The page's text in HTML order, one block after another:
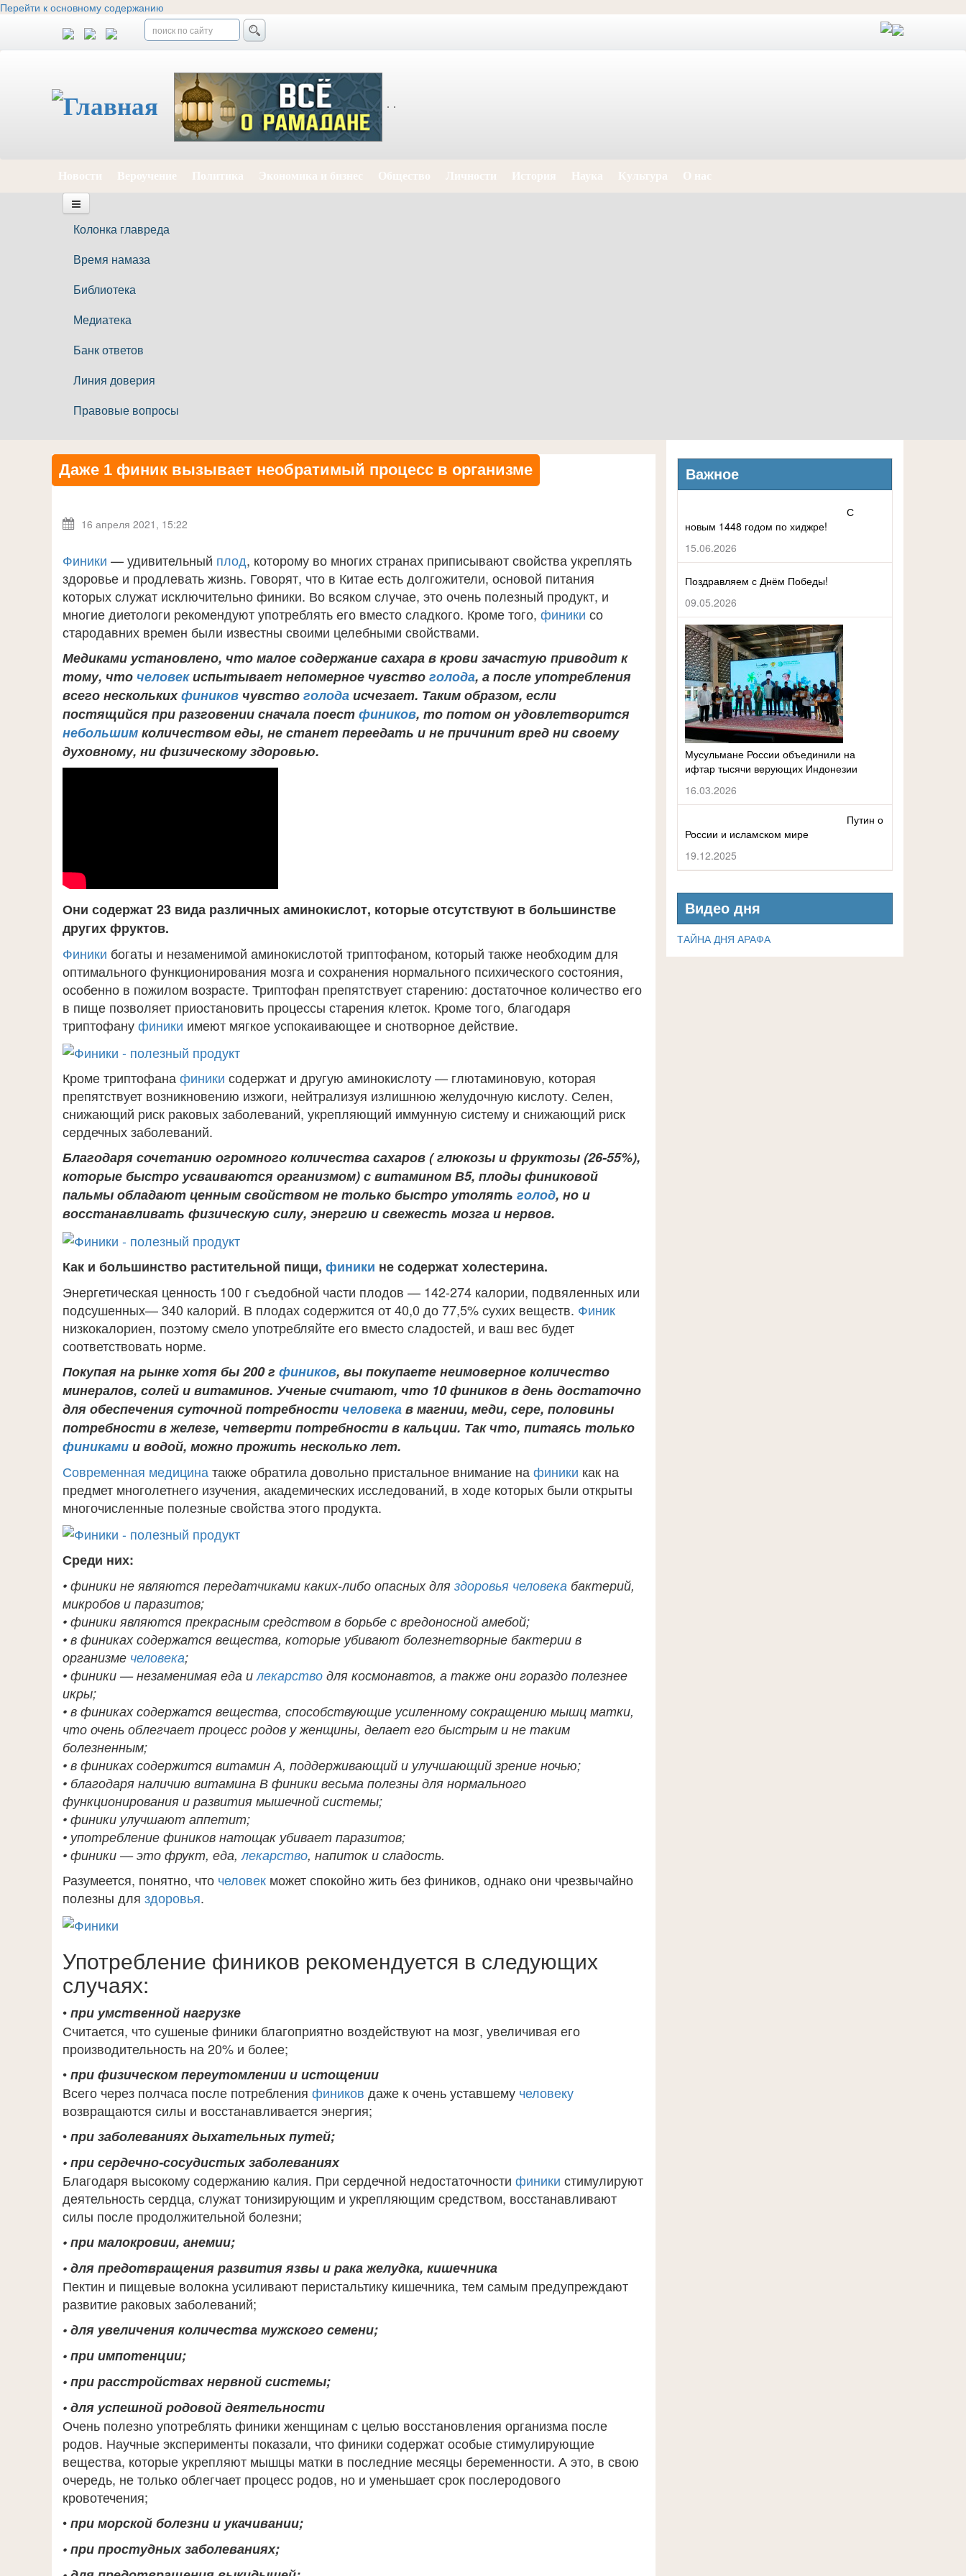
Перейти к основному содержанию
Новости Вероучение Политика Экономика и бизнес Общество Личности История Наука Культура О нас
Колонка главреда
Время намаза
Библиотека
Медиатека
Банк ответов
Линия доверия
Правовые вопросы
Даже 1 финик вызывает необратимый процесс в организме
16 апреля 2021, 15:22
Финики — удивительный плод, которому во многих странах приписывают свойства укреплять
здоровье и продлевать жизнь. Говорят, что в Китае есть долгожители, основой питания
которых служат исключительно финики. Во всяком случае, это очень полезный продукт, и
многие диетологи рекомендуют употреблять его вместо сладкого. Кроме того, финики со
стародавних времен были известны своими целебными свойствами.
Медиками установлено, что малое содержание сахара в крови зачастую приводит к
тому, что человекиспытывает непомерное чувствоголода, а после употребления
всего несколькихфиников чувствоголодаисчезает. Таким образом, если
постящийся при разговении сначала поестфиников, то потом он удовлетворится
небольшимколичеством еды, не станет переедать и не причинит вред ни своему
духовному, ни физическому здоровью.
Они содержат 23 вида различных аминокислот, которые отсутствуют в большинстве
других фруктов.
Финики богаты и незаменимой аминокислотой триптофаном, который также необходим для
оптимального функционирования мозга и сохранения нормального психического состояния,
особенно в пожилом возрасте. Триптофан препятствует старению: достаточное количество его
в пище позволяет приостановить процессы старения клеток. Кроме того, благодаря
триптофануфиники имеют мягкое успокаивающее и снотворное действие.
Кроме триптофана финики содержат и другую аминокислоту — глютаминовую, которая
препятствует возникновению изжоги, нейтрализуя излишнюю желудочную кислоту. Селен,
снижающий риск раковых заболеваний, укрепляющий иммунную систему и снижающий риск
сердечных заболеваний.
Благодаря сочетанию огромного количества сахаров ( глюкозы и фруктозы (26-55%),
которые быстро усваиваются организмом) с витамином В5, плоды финиковой
пальмы обладают ценным свойством не только быстро утолять голод, но и
восстанавливать физическую силу, энергию и свежесть мозга и нервов.
Как и большинство растительной пищи, финики не содержат холестерина.
Энергетическая ценность 100 г съедобной части плодов — 142-274 калории, подвяленных или
подсушенных— 340 калорий. В плодах содержится от 40,0 до 77,5% сухих веществ. Финик
низкокалориен, поэтому смело употребляйте его вместо сладостей, и ваш вес будет
соответствовать норме.
Покупая на рынке хотя бы 200 г фиников, вы покупаете неимоверное количество
минералов, солей и витаминов. Ученые считают, что 10 фиников в день достаточно
для обеспечения суточной потребности человекав магнии, меди, сере, половины
потребности в железе, четверти потребности в кальции. Так что, питаясь только
финикамии водой, можно прожить несколько лет.
Современная медицина также обратила довольно пристальное внимание на финики как на
предмет многолетнего изучения, академических исследований, в ходе которых были открыты
многочисленные полезные свойства этого продукта.
Среди них:
• финики не являются передатчиками каких-либо опасных для здоровья человека бактерий,
микробов и паразитов;
• финики являются прекрасным средством в борьбе с вредоносной амебой;
• в финиках содержатся вещества, которые убивают болезнетворные бактерии в
организме человека;
• финики — незаменимая еда илекарство для космонавтов, а также они гораздо полезнее
икры;
• в финиках содержатся вещества, способствующие усиленному сокращению мышц матки,
что очень облегчает процесс родов у женщины, делает его быстрым и не таким
болезненным;
• в финиках содержится витамин А, поддерживающий и улучшающий зрение ночью;
• благодаря наличию витамина В финики весьма полезны для нормального
функционирования и развития мышечной системы;
• финики улучшают аппетит;
• употребление фиников натощак убивает паразитов;
• финики — это фрукт, еда,лекарство, напиток и сладость.
Разумеется, понятно, что человек может спокойно жить без фиников, однако они чрезвычайно
полезны для здоровья.
Употребление фиников рекомендуется в следующих
случаях:
•при умственной нагрузке
Считается, что сушеные финики благоприятно воздействуют на мозг, увеличивая его
производительность на 20% и более;
•при физическом переутомлении и истощении
Всего через полчаса после потребления фиников даже к очень уставшему человеку
возвращаются силы и восстанавливается энергия;
•при заболеваниях дыхательных путей;
• при сердечно-сосудистых заболеваниях
Благодаря высокому содержанию калия. При сердечной недостаточности финики стимулируют
деятельность сердца, служат тонизирующим и укрепляющим средством, восстанавливают
силы после продолжительной болезни;
• при малокровии, анемии;
• для предотвращения развития язвы и рака желудка, кишечника
Пектин и пищевые волокна усиливают перистальтику кишечника, тем самым предупреждают
развитие раковых заболеваний;
• для увеличения количества мужского семени;
• при импотенции;
• при расстройствах нервной системы;
• для успешной родовой деятельности
Очень полезно употреблять финики женщинам с целью восстановления организма после
родов. Научные эксперименты показали, что финики содержат особые стимулирующие
вещества, которые укрепляют мышцы матки в последние месяцы беременности. А это, в свою
очередь, не только облегчает процесс родов, но и уменьшает срок послеродового
кровотечения;
•при морской болезни и укачивании;
• при простудных заболеваниях;
Важное
С
новым 1448 годом по хиджре!
15.06.2026
Поздравляем с Днём Победы!
09.05.2026
Мусульмане России объединили на
ифтар тысячи верующих Индонезии
16.03.2026
Путин о
России и исламском мире
19.12.2025
Видео дня
ТАЙНА ДНЯ АРАФА